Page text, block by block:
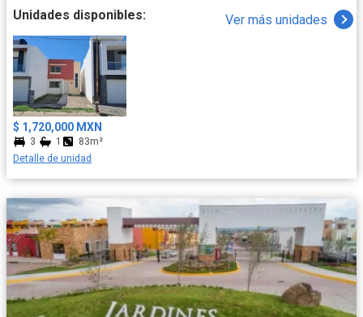
Unidades disponibles:
Ver más unidades
$ 1,720,000 MXN
3 1
83m²
Detalle de unidad